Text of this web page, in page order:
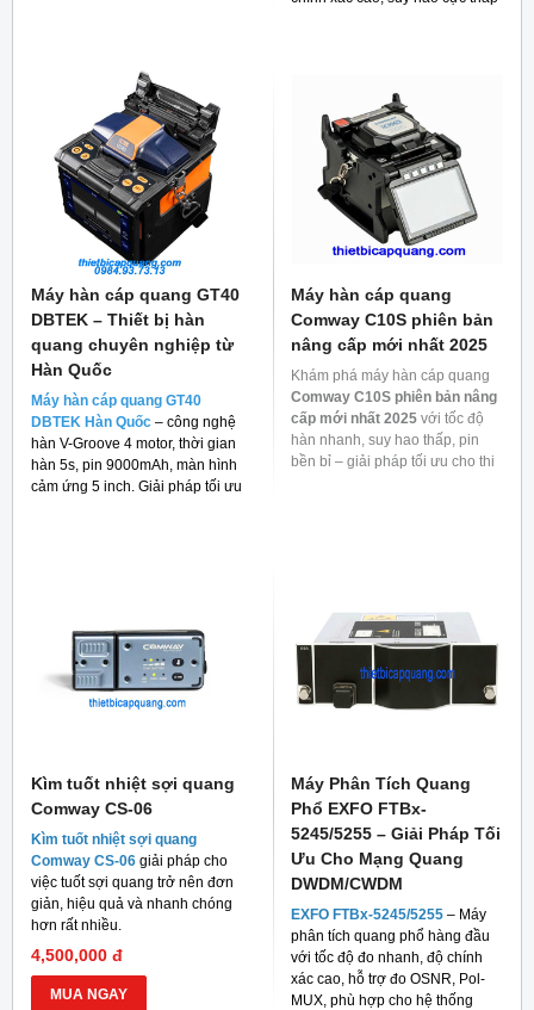
Máy hàn cáp quang GT40
DBTEK – Thiết bị hàn
quang chuyên nghiệp từ
Hàn Quốc
Máy hàn cáp quang GT40
DBTEK Hàn Quốc – công nghệ
hàn V-Groove 4 motor, thời gian
hàn 5s, pin 9000mAh, màn hình
cảm ứng 5 inch. Giải pháp tối ưu
Máy hàn cáp quang
Comway C10S phiên bản
nâng cấp mới nhất 2025
Khám phá máy hàn cáp quang
Comway C10S phiên bản nâng
cấp mới nhất 2025 với tốc độ
hàn nhanh, suy hao thấp, pin
bền bỉ – giải pháp tối ưu cho thi
Kìm tuốt nhiệt sợi quang
Comway CS-06
Kìm tuốt nhiệt sợi quang
Comway CS-06 giải pháp cho
việc tuốt sợi quang trở nên đơn
giản, hiệu quả và nhanh chóng
hơn rất nhiều.
4,500,000 đ
MUA NGAY
Máy Phân Tích Quang
Phổ EXFO FTBx-
5245/5255 – Giải Pháp Tối
Ưu Cho Mạng Quang
DWDM/CWDM
EXFO FTBx-5245/5255 – Máy
phân tích quang phổ hàng đầu
với tốc độ đo nhanh, độ chính
xác cao, hỗ trợ đo OSNR, Pol-
MUX, phù hợp cho hệ thống